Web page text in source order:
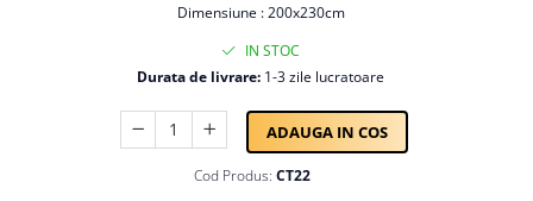
Set Lenjerie De Pat Blana
Set Lenjerie Pat Blanita Iepure, 6
Piese, Cu Pilota Inclusa
Lenjerii De Pat Premium Collection
Dimensiune : 200x230cm
IN STOC
Durata de livrare: 1-3 zile lucratoare
ADAUGA IN COS
Cod Produs: CT22